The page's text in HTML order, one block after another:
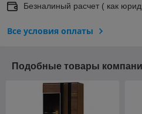
Безналиный расчет ( как
Все условия оплаты
Подобные товары